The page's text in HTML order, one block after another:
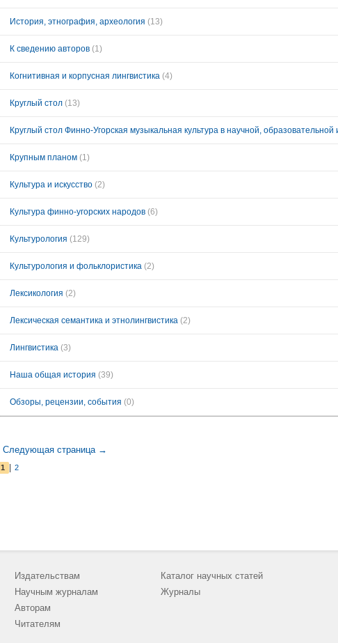
История, этнография, археология (13)
К сведению авторов (1)
Когнитивная и корпусная лингвистика (4)
Круглый стол (13)
Крупным планом (1)
Культура и искусство (2)
Культура финно-угорских народов (6)
Культурология (129)
Культурология и фольклористика (2)
Лексикология (2)
Лексическая семантика и этнолингвистика (2)
Лингвистика (3)
Наша общая история (39)
Обзоры, рецензии, события (0)
Следующая страница →
1 2
Издательствам
Научным журналам
Авторам
Читателям
Каталог научных статей
Журналы